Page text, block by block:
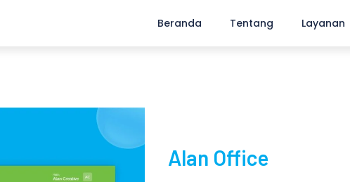
Beranda Tentang Layanan
Alan Office